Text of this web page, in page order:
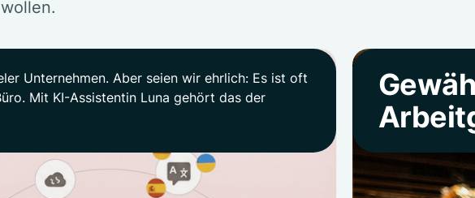
Unternehmen. Aber seien wir ehrlich: Es ist oft
Mit KI-Assistentin Luna gehört das der